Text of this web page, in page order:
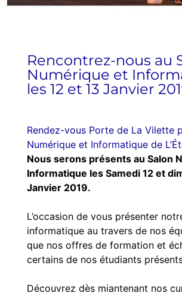
Rencontrez-nous au
Numérique et
les 12 et 13 Janvier
Rendez-vous Porte de La Vilette
Numérique et Informatique de
Nous serons présents au Salon
Informatique les Samedi 12 et
Janvier 2019.
L’occasion de vous présenter
informatique au travers de nos
que nos offres de formation et
certains de nos étudiants
Découvrez dès miantenant nos